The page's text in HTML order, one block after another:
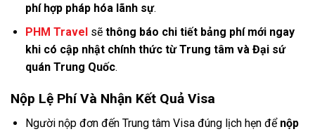
phí hợp pháp hóa lãnh sự.
PHM Travel sẽ thông báo chi tiết bảng phí mới ngay
khi có cập nhật chính thức từ Trung tâm và Đại sứ
quán Trung Quốc.
Nộp Lệ Phí Và Nhận Kết Quả Visa
Người nộp đơn đến Trung tâm Visa đúng lịch hẹn để nộp